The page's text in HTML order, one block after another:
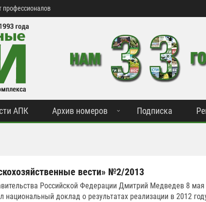
АПК Архив номеров Подписка
вести» №2/2013
Российской Федерации Дмитрий Медведев 8 мая
национальный доклад о результатах реализации в 2012